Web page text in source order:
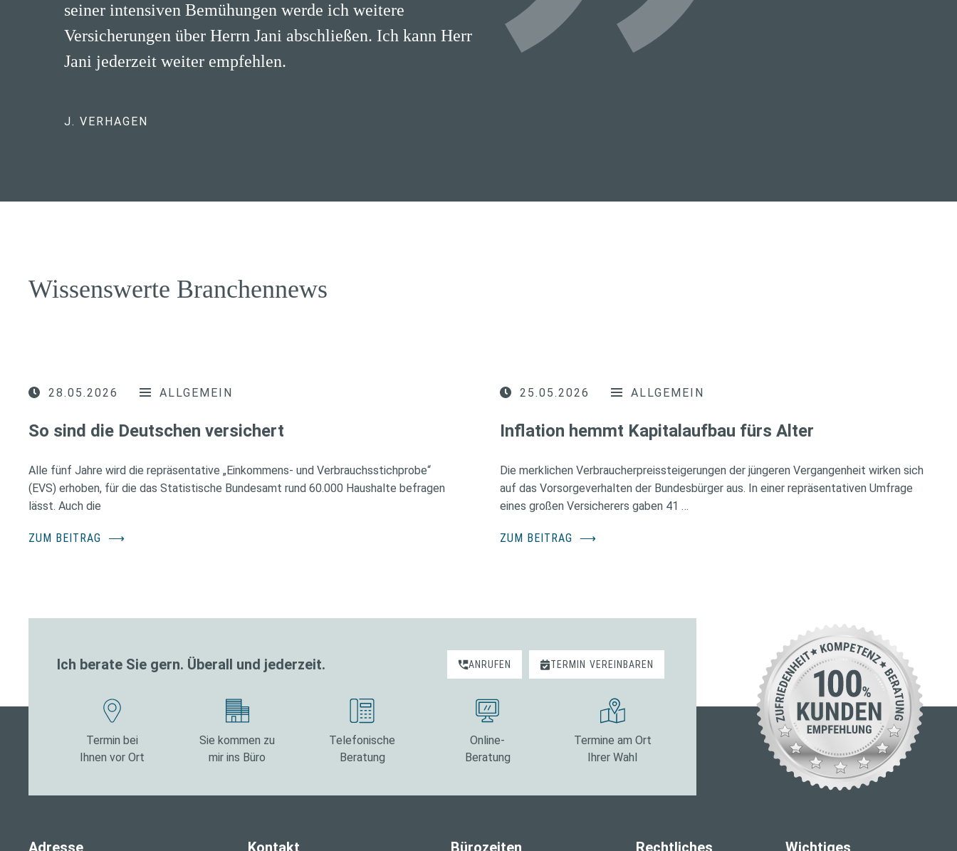
seiner intensiven Bemühungen werde ich weitere
Versicherungen über Herrn Jani abschließen. Ich kann Herr
Jani jederzeit weiter empfehlen.
J. VERHAGEN
Wissenswerte Branchennews
28.05.2026 ALLGEMEIN
So sind die Deutschen versichert
Alle fünf Jahre wird die repräsentative „Einkommens- und Verbrauchsstichprobe“
(EVS) erhoben, für die das Statistische Bundesamt rund 60.000 Haushalte befragen
lässt. Auch die
ZUM BEITRAG ⟶
25.05.2026 ALLGEMEIN
Inflation hemmt Kapitalaufbau fürs Alter
Die merklichen Verbraucherpreissteigerungen der jüngeren Vergangenheit wirken sich
auf das Vorsorgeverhalten der Bundesbürger aus. In einer repräsentativen Umfrage
eines großen Versicherers gaben 41 …
ZUM BEITRAG ⟶
Ich berate Sie gern. Überall und jederzeit. ANRUFEN TERMIN VEREINBAREN
Termin bei
Ihnen vor Ort
Sie kommen zu
mir ins Büro
Telefonische
Beratung
Online-
Beratung
Termine am Ort
Ihrer Wahl
Adresse Kontakt Bürozeiten Rechtliches Wichtiges